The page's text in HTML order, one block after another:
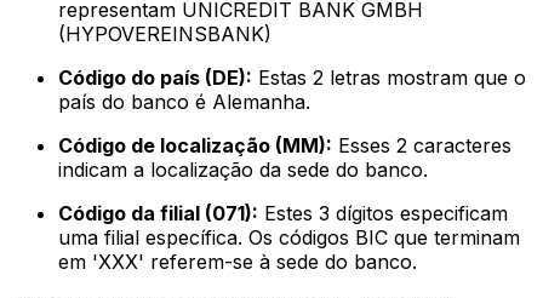
representam UNICREDIT BANK GMBH
(HYPOVEREINSBANK)
Código do país (DE): Estas 2 letras mostram que o
país do banco é Alemanha.
Código de localização (MM): Esses 2 caracteres
indicam a localização da sede do banco.
Código da filial (071): Estes 3 dígitos especificam
uma filial específica. Os códigos BIC que terminam
em 'XXX' referem-se à sede do banco.